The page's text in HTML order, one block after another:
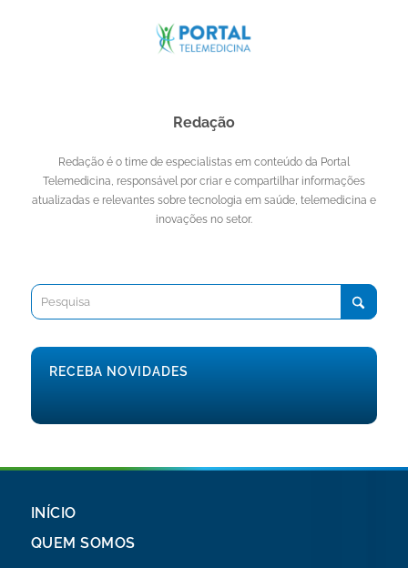
Redação
Redação é o time de especialistas em conteúdo da Portal
Telemedicina, responsável por criar e compartilhar informações
atualizadas e relevantes sobre tecnologia em saúde, telemedicina e
inovações no setor.
RECEBA NOVIDADES
INÍCIO
QUEM SOMOS